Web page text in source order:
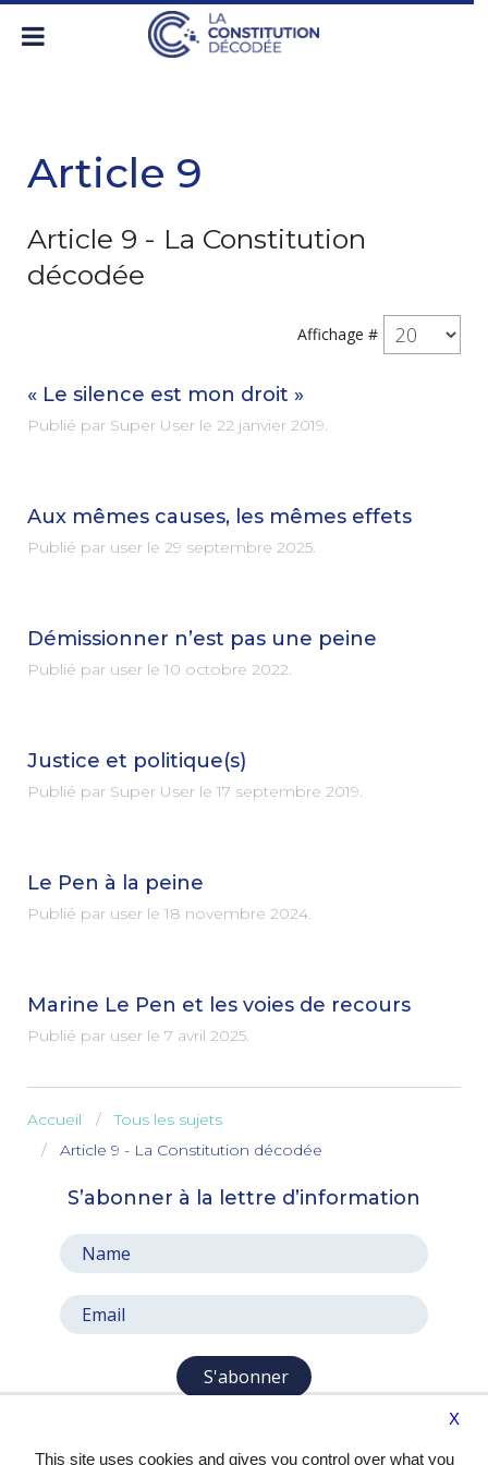
Article 9
Article 9 - La Constitution
décodée
Affichage #
« Le silence est mon droit »
Publié par Super User le 22 janvier 2019.
Aux mêmes causes, les mêmes effets
Publié par user le 29 septembre 2025.
Démissionner n’est pas une peine
Publié par user le 10 octobre 2022.
Justice et politique(s)
Publié par Super User le 17 septembre 2019.
Le Pen à la peine
Publié par user le 18 novembre 2024.
Marine Le Pen et les voies de recours
Publié par user le 7 avril 2025.
Accueil
Tous les sujets
Article 9 - La Constitution décodée
S’abonner à la lettre d’information
S'abonner
X
This site uses cookies and gives you control over what you